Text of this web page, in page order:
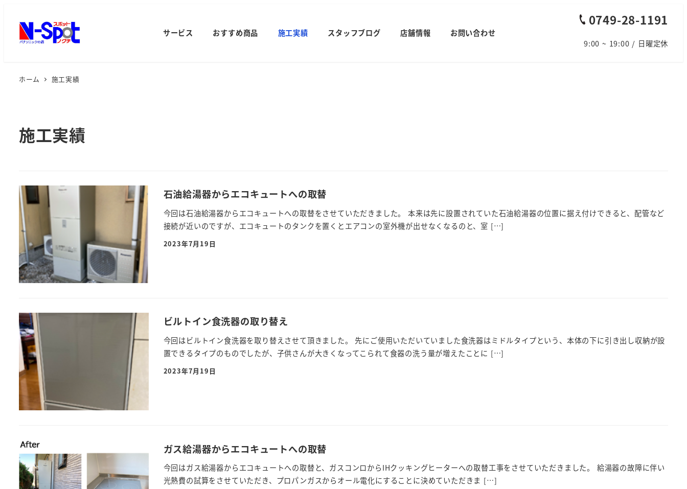
サービス おすすめ商品 施工実績 スタッフブログ 店舗情報 お問い合わせ
0749-28-1191
9:00 ~ 19:00 / 日曜定休
ホーム 施工実績
施工実績
石油給湯器からエコキュートへの取替
今回は石油給湯器からエコキュートへの取替をさせていただきました。 本来は先に設置されていた石油給湯器の位置に据え付けできると、配管など
接続が近いのですが、エコキュートのタンクを置くとエアコンの室外機が出せなくなるのと、室 […]
2023年7月19日
ビルトイン食洗器の取り替え
今回はビルトイン食洗器を取り替えさせて頂きました。 先にご使用いただいていました食洗器はミドルタイプという、本体の下に引き出し収納が設
置できるタイプのものでしたが、子供さんが大きくなってこられて食器の洗う量が増えたことに […]
2023年7月19日
ガス給湯器からエコキュートへの取替
今回はガス給湯器からエコキュートへの取替と、ガスコンロからIHクッキングヒーターへの取替工事をさせていただきました。 給湯器の故障に伴い
光熱費の試算をさせていただき、プロパンガスからオール電化にすることに決めていただきま […]